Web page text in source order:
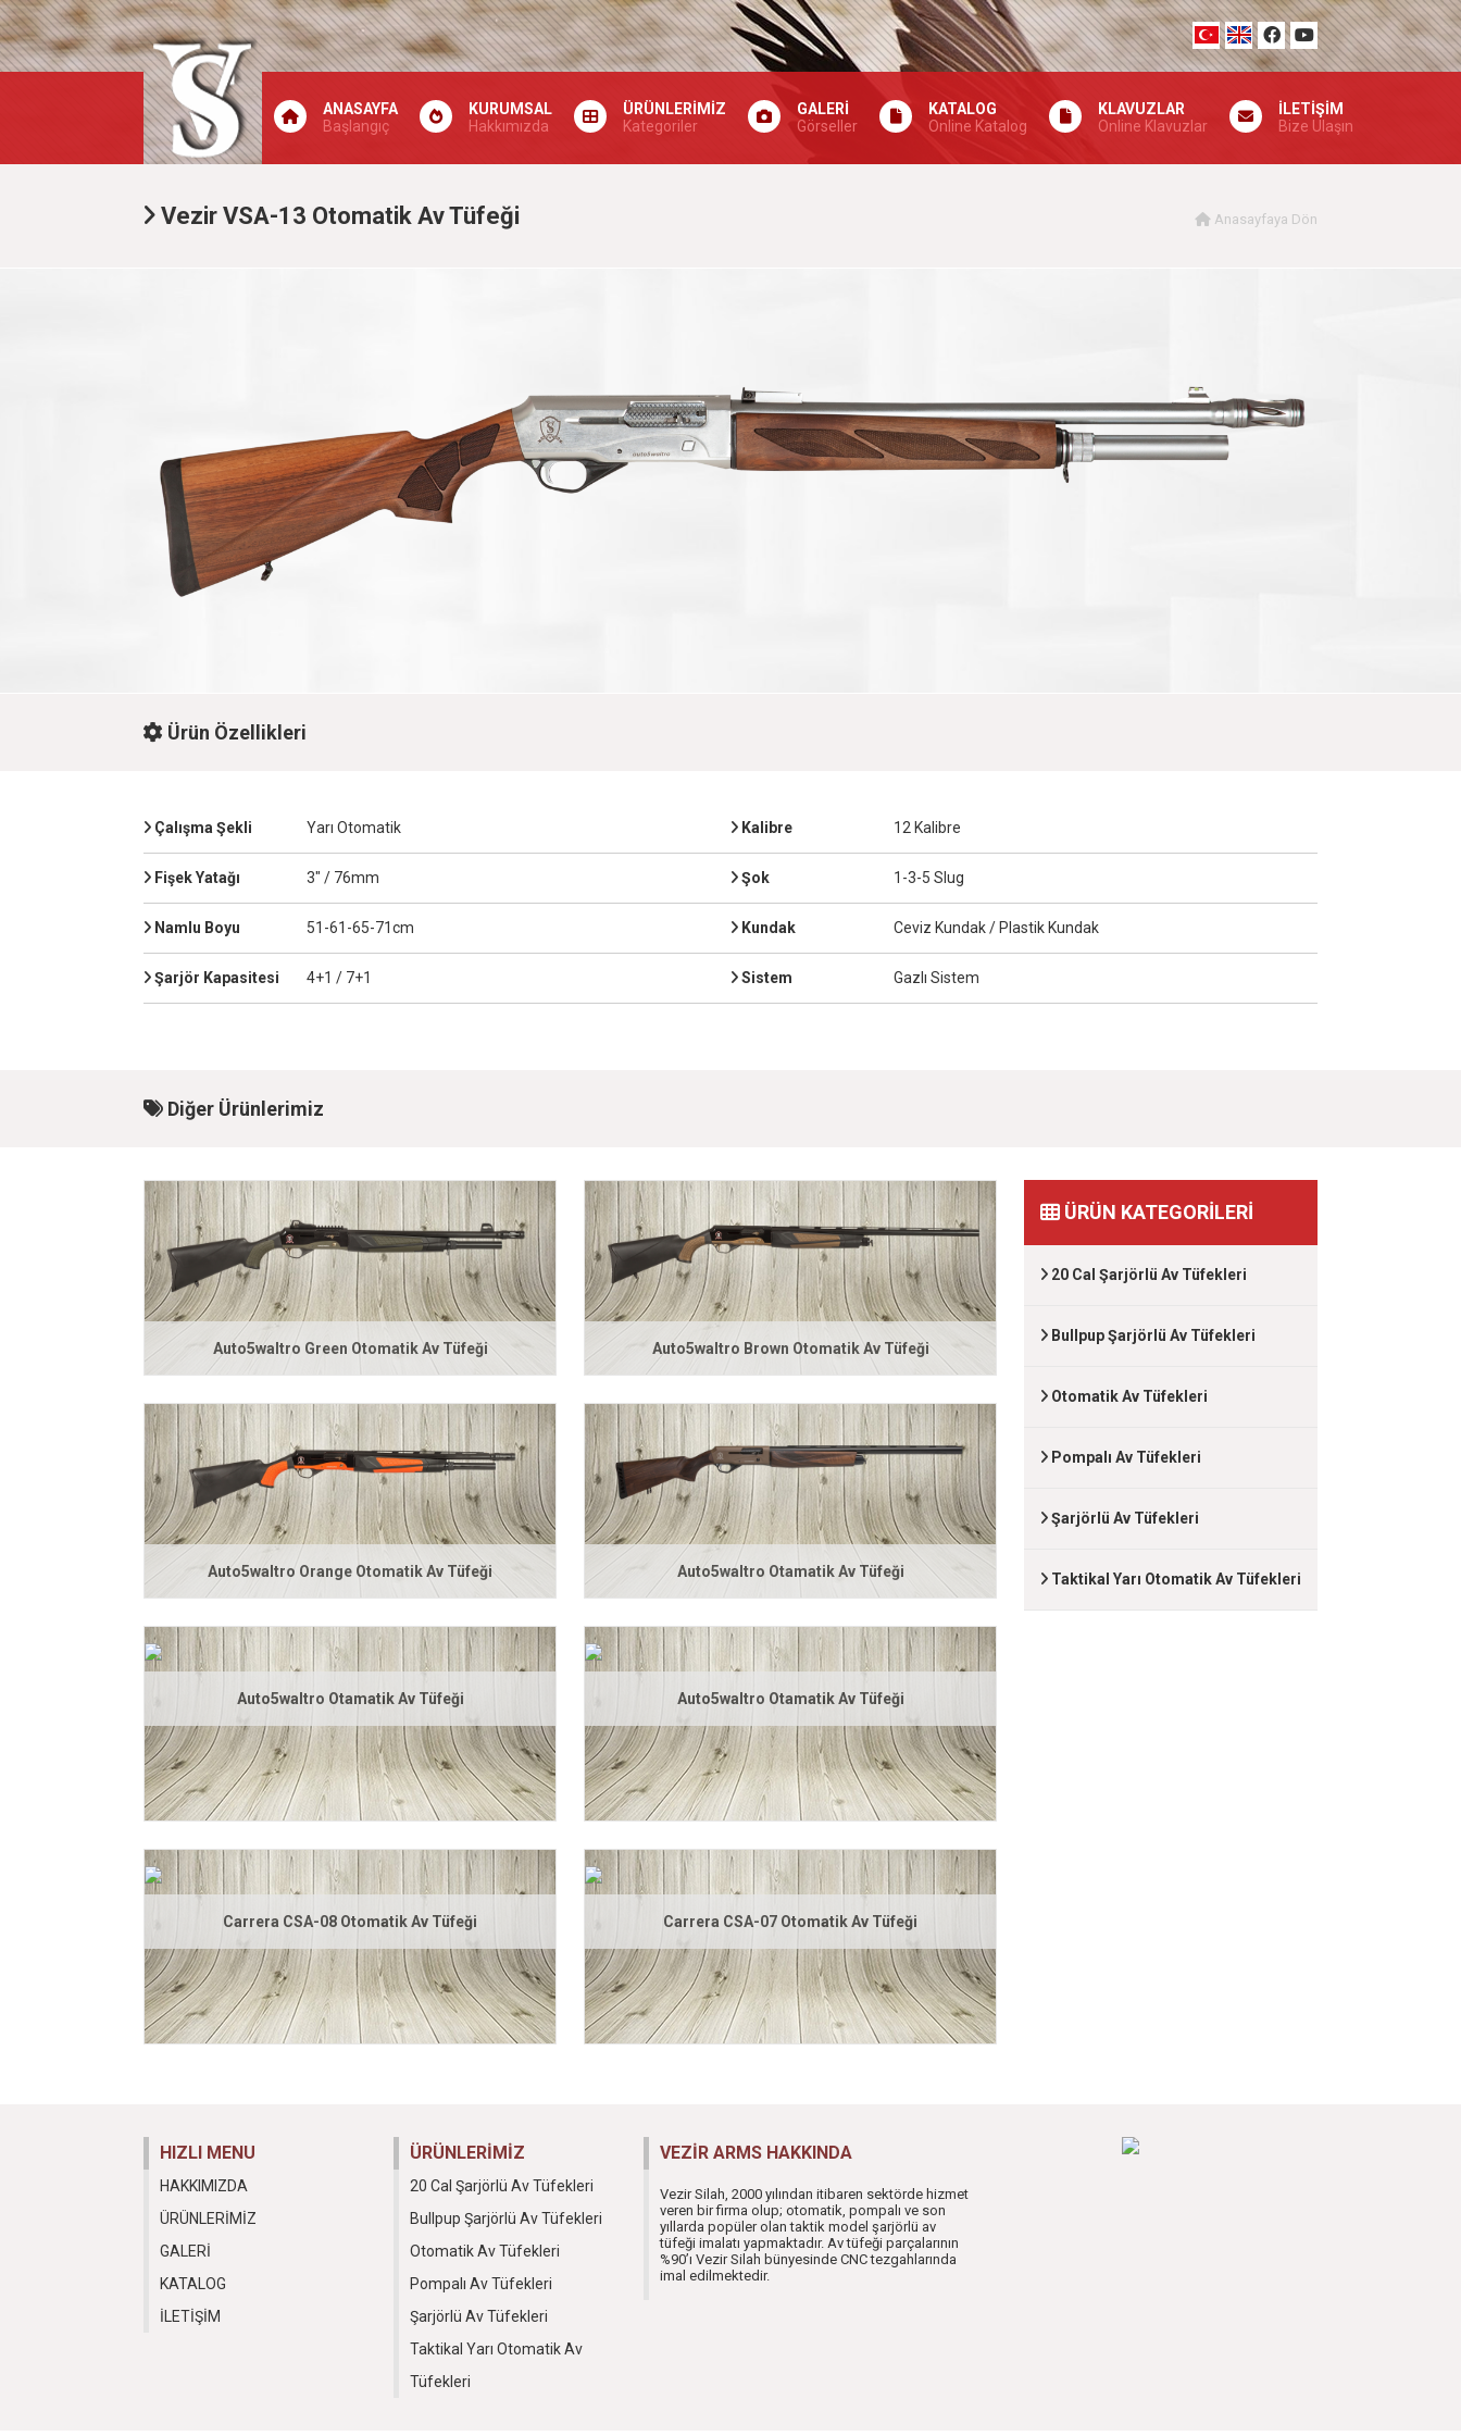
ANASAYFA
Başlangıç
KURUMSAL
Hakkımızda
ÜRÜNLERİMİZ
Kategoriler
GALERİ
Görseller
KATALOG
Online Katalog
KLAVUZLAR
Online Klavuzlar
İLETİŞİM
Bize Ulaşın
Vezir VSA-13 Otomatik Av Tüfeği Anasayfaya Dön
Ürün Özellikleri
Çalışma Şekli Yarı Otomatik Kalibre 12 Kalibre
Fişek Yatağı 3" / 76mm Şok 1-3-5 Slug
Namlu Boyu 51-61-65-71cm Kundak Ceviz Kundak / Plastik Kundak
Şarjör Kapasitesi 4+1 / 7+1 Sistem Gazlı Sistem
Diğer Ürünlerimiz
Auto5waltro Green Otomatik Av Tüfeği Auto5waltro Brown Otomatik Av Tüfeği
Auto5waltro Orange Otomatik Av Tüfeği Auto5waltro Otamatik Av Tüfeği
Auto5waltro Otamatik Av Tüfeği Auto5waltro Otamatik Av Tüfeği
Carrera CSA-08 Otomatik Av Tüfeği Carrera CSA-07 Otomatik Av Tüfeği
ÜRÜN KATEGORİLERİ
20 Cal Şarjörlü Av Tüfekleri
Bullpup Şarjörlü Av Tüfekleri
Otomatik Av Tüfekleri
Pompalı Av Tüfekleri
Şarjörlü Av Tüfekleri
Taktikal Yarı Otomatik Av Tüfekleri
HIZLI MENU
HAKKIMIZDA
ÜRÜNLERİMİZ
GALERİ
KATALOG
İLETİŞİM
ÜRÜNLERİMİZ
20 Cal Şarjörlü Av Tüfekleri
Bullpup Şarjörlü Av Tüfekleri
Otomatik Av Tüfekleri
Pompalı Av Tüfekleri
Şarjörlü Av Tüfekleri
Taktikal Yarı Otomatik Av
Tüfekleri
VEZİR ARMS HAKKINDA
Vezir Silah, 2000 yılından itibaren sektörde hizmet
veren bir firma olup; otomatik, pompalı ve son
yıllarda popüler olan taktik model şarjörlü av
tüfeği imalatı yapmaktadır. Av tüfeği parçalarının
%90’ı Vezir Silah bünyesinde CNC tezgahlarında
imal edilmektedir.